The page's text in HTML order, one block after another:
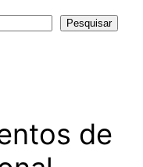
Pesquisar
de